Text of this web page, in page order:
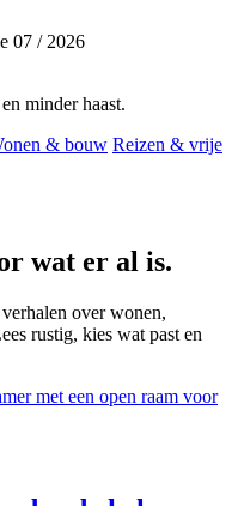
07 / 2026
minder haast.
& bouw Reizen & vrije
wat er al is.
over wonen,
rustig, kies wat past en